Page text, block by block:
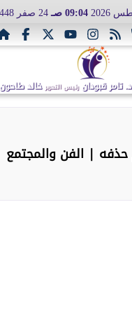
09:04 صـ 24 صفر 1448
د. تامر قبودان رئيس التحرير خالد طاحون